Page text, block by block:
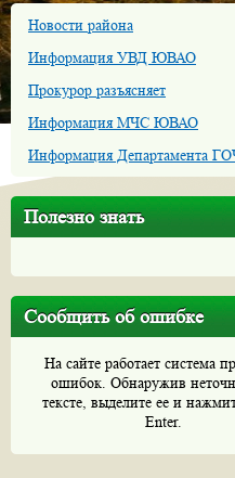
Новости района
Информация УВД ЮВАО
Прокурор разъясняет
Информация МЧС ЮВАО
Информация Департамента
Полезно знать
Сообщить об ошибке
На сайте работает система
ошибок. Обнаружив
тексте, выделите ее и
Enter.